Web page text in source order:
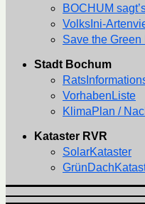
BOCHUM
VolksIni-
Save the Green
Stadt Bochum
VorhabenListe
KlimaPlan /
Kataster RVR
SolarKataster